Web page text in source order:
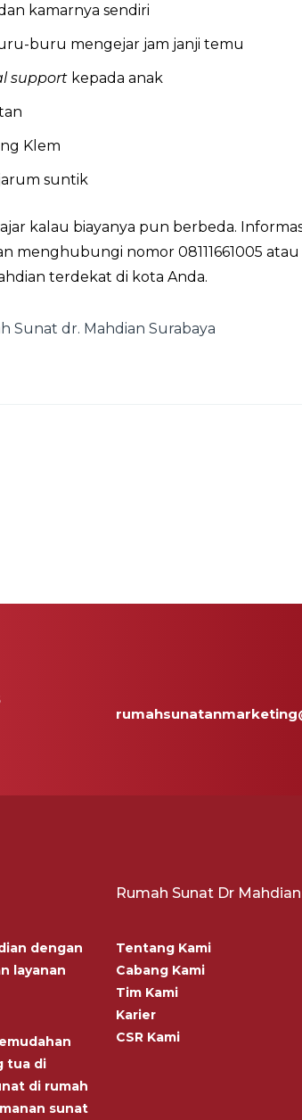
kamarnya sendiri
buru mengejar jam janji temu
support kepada anak
Klem
suntik
kalau biayanya pun berbeda.
menghubungi nomor 08111661005 atau
terdekat di kota Anda.
Sunat dr. Mahdian Surabaya
dengan
layanan
tua di
di rumah
sunat
Rumah Sunat Dr Mahdian
Tentang Kami
Cabang Kami
Tim Kami
Karier
CSR Kami